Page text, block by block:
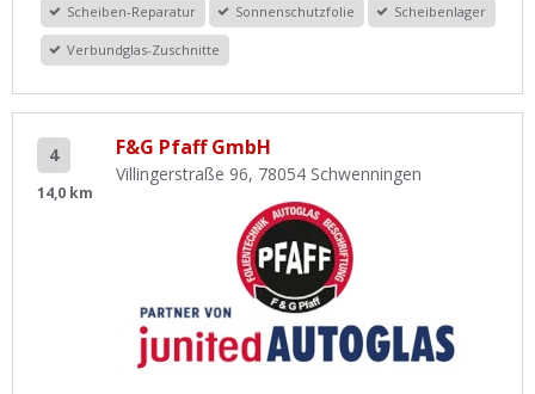
Scheiben-Reparatur Sonnenschutzfolie Scheibenlager
Verbundglas-Zuschnitte
4
14,0 km
F&G Pfaff GmbH
Villingerstraße 96, 78054 Schwenningen